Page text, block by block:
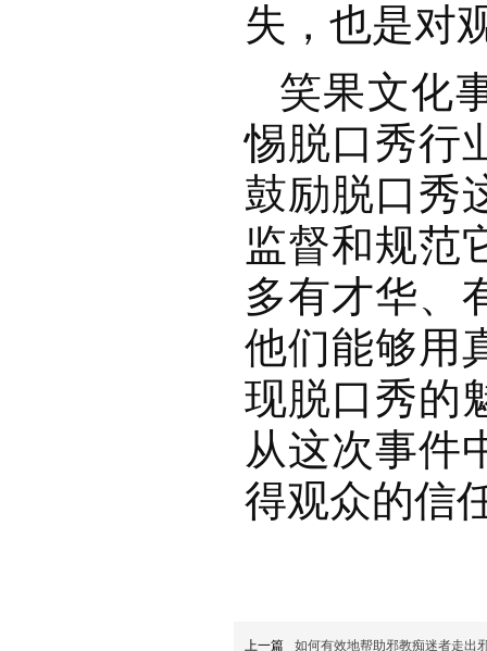
失，也是对
笑果文化
惕脱口秀行
鼓励脱口秀
监督和规范
多有才华、
他们能够用
现脱口秀的
从这次事件
得观众的信
上一篇 如何有效地帮助邪教痴迷者走出